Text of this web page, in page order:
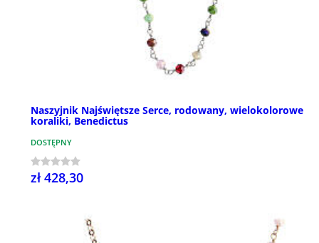
Naszyjnik Najświętsze Serce, rodowany, wielokolorowe
koraliki, Benedictus
DOSTĘPNY
zł 428,30